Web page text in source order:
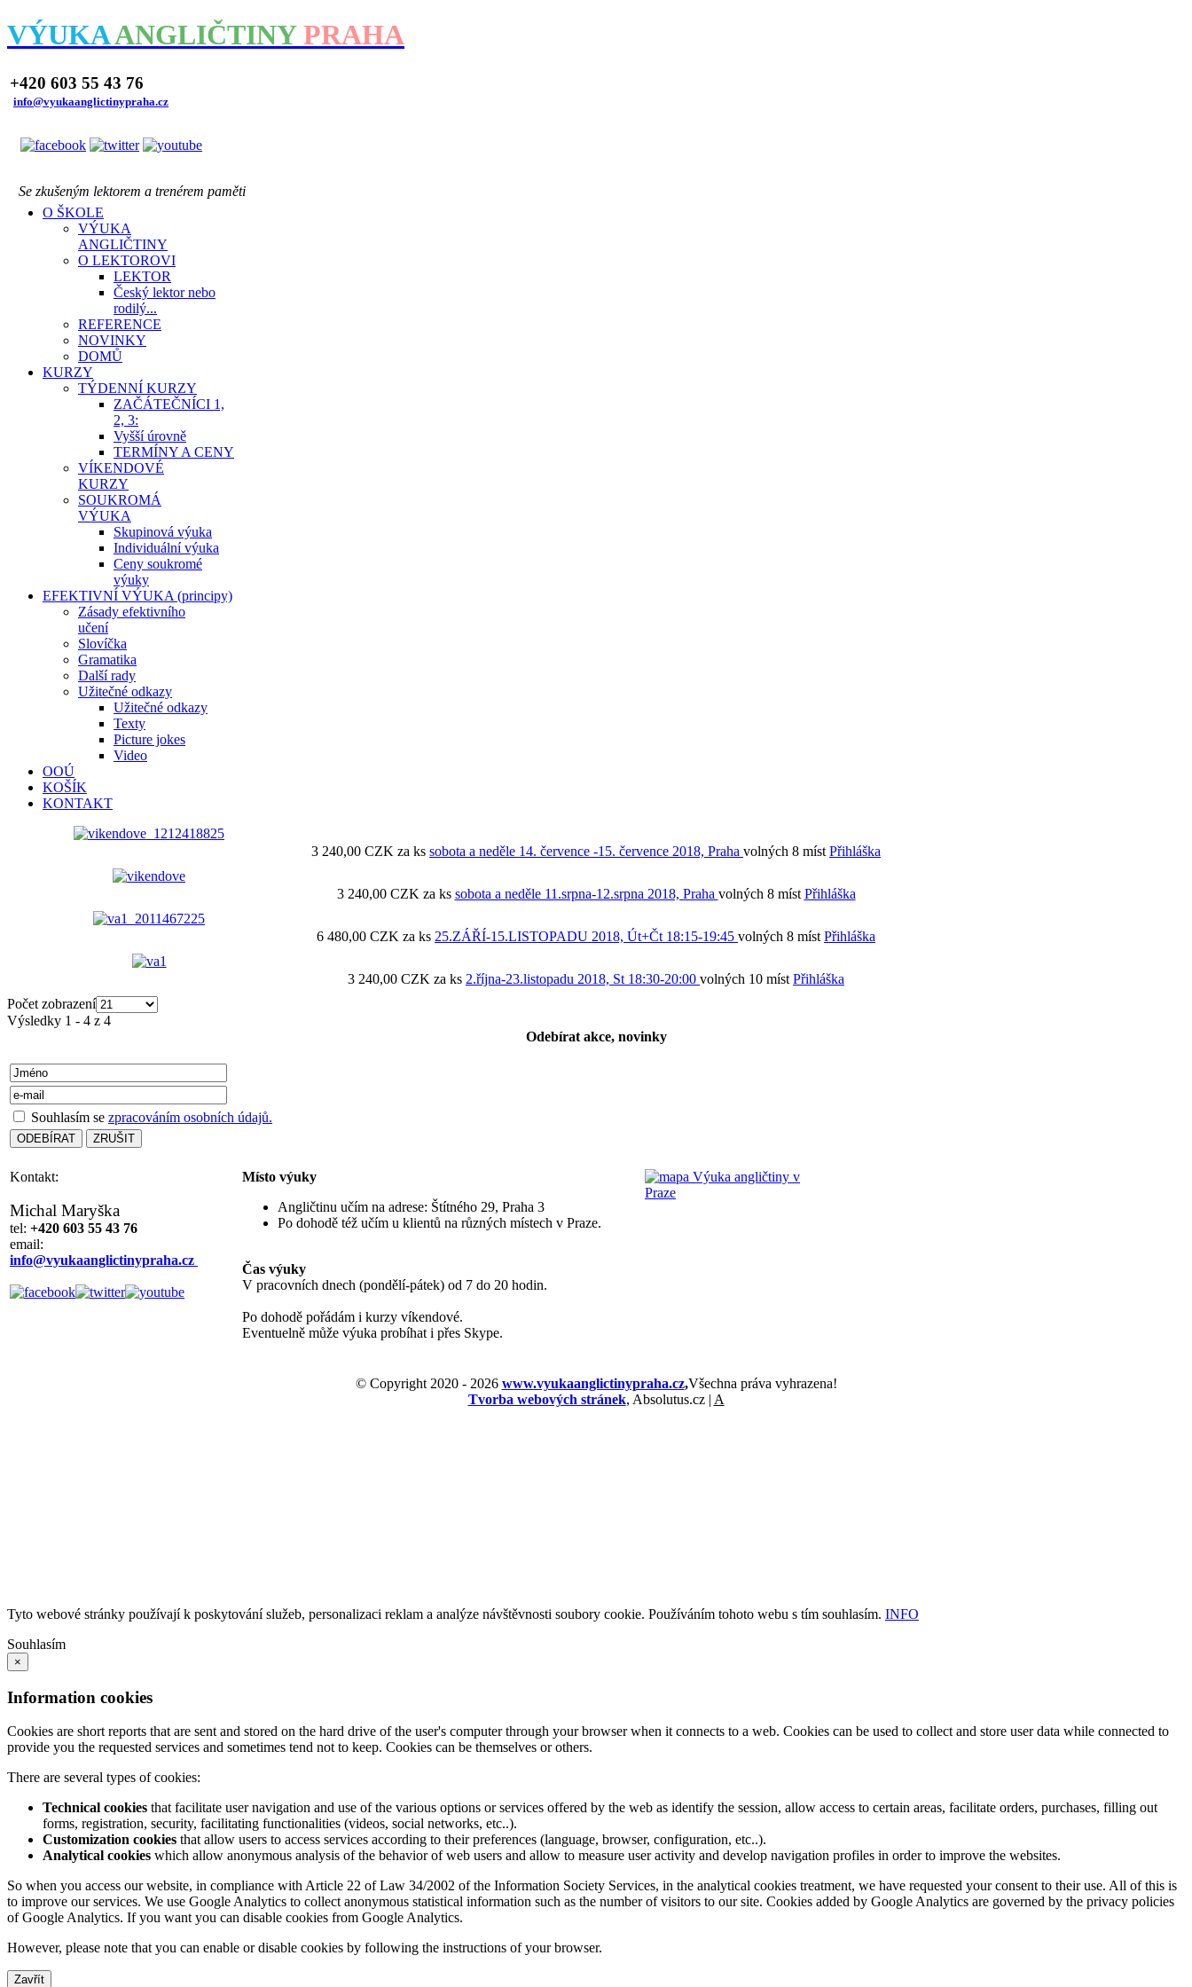
VÝUKAANGLIČTINY PRAHA
+420 603 55 43 76
info@vyukaanglictinypraha.cz
Se zkušeným lektorem a trenérem paměti
O ŠKOLE
VÝUKA
ANGLIČTINY
O LEKTOROVI
LEKTOR
Český lektor nebo
rodilý...
REFERENCE
NOVINKY
DOMŮ
KURZY
TÝDENNÍ KURZY
ZAČÁTEČNÍCI 1,
2, 3:
Vyšší úrovně
TERMÍNY A CENY
VÍKENDOVÉ
KURZY
SOUKROMÁ
VÝUKA
Skupinová výuka
Individuální výuka
Ceny soukromé
výuky
EFEKTIVNÍ VÝUKA (principy)
Zásady efektivního
učení
Slovíčka
Gramatika
Další rady
Užitečné odkazy
Užitečné odkazy
Texty
Picture jokes
Video
OOÚ
KOŠÍK
KONTAKT
3 240,00 CZK za ks sobota a neděle 14. července -15. července 2018, Praha volných 8 míst Přihláška
3 240,00 CZK za ks sobota a neděle 11.srpna-12.srpna 2018, Praha volných 8 míst Přihláška
6 480,00 CZK za ks 25.ZÁŘÍ-15.LISTOPADU 2018, Út+Čt 18:15-19:45 volných 8 míst Přihláška
3 240,00 CZK za ks 2.října-23.listopadu 2018, St 18:30-20:00 volných 10 míst Přihláška
Počet zobrazení
Výsledky 1 - 4 z 4
Odebírat akce, novinky
Souhlasím se zpracováním osobních údajů.
Kontakt:
Michal Maryška
tel: +420 603 55 43 76
email:
info@vyukaanglictinypraha.cz
Místo výuky
Angličtinu učím na adrese: Štítného 29, Praha 3
Po dohodě též učím u klientů na různých místech v Praze.
Čas výuky
V pracovních dnech (pondělí-pátek) od 7 do 20 hodin.
Po dohodě pořádám i kurzy víkendové.
Eventuelně může výuka probíhat i přes Skype.
© Copyright 2020 - 2026 www.vyukaanglictinypraha.cz,Všechna práva vyhrazena!
Tvorba webových stránek, Absolutus.cz | A
Tyto webové stránky používají k poskytování služeb, personalizaci reklam a analýze návštěvnosti soubory cookie. Používáním tohoto webu s tím souhlasím. INFO
Souhlasím
×
Information cookies
Cookies are short reports that are sent and stored on the hard drive of the user's computer through your browser when it connects to a web. Cookies can be used to collect and store user data while connected to
provide you the requested services and sometimes tend not to keep. Cookies can be themselves or others.
There are several types of cookies:
Technical cookies that facilitate user navigation and use of the various options or services offered by the web as identify the session, allow access to certain areas, facilitate orders, purchases, filling out
forms, registration, security, facilitating functionalities (videos, social networks, etc..).
Customization cookies that allow users to access services according to their preferences (language, browser, configuration, etc..).
Analytical cookies which allow anonymous analysis of the behavior of web users and allow to measure user activity and develop navigation profiles in order to improve the websites.
So when you access our website, in compliance with Article 22 of Law 34/2002 of the Information Society Services, in the analytical cookies treatment, we have requested your consent to their use. All of this is
to improve our services. We use Google Analytics to collect anonymous statistical information such as the number of visitors to our site. Cookies added by Google Analytics are governed by the privacy policies
of Google Analytics. If you want you can disable cookies from Google Analytics.
However, please note that you can enable or disable cookies by following the instructions of your browser.
Zavřít